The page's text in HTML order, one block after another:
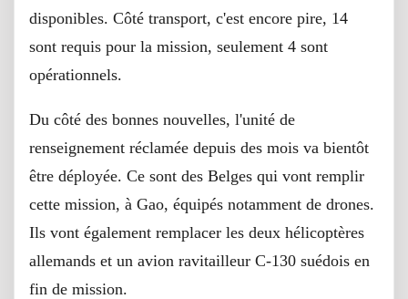
disponibles. Côté transport, c'est encore pire, 14
sont requis pour la mission, seulement 4 sont
opérationnels.
Du côté des bonnes nouvelles, l'unité de
renseignement réclamée depuis des mois va bientôt
être déployée. Ce sont des Belges qui vont remplir
cette mission, à Gao, équipés notamment de drones.
Ils vont également remplacer les deux hélicoptères
allemands et un avion ravitailleur C-130 suédois en
fin de mission.